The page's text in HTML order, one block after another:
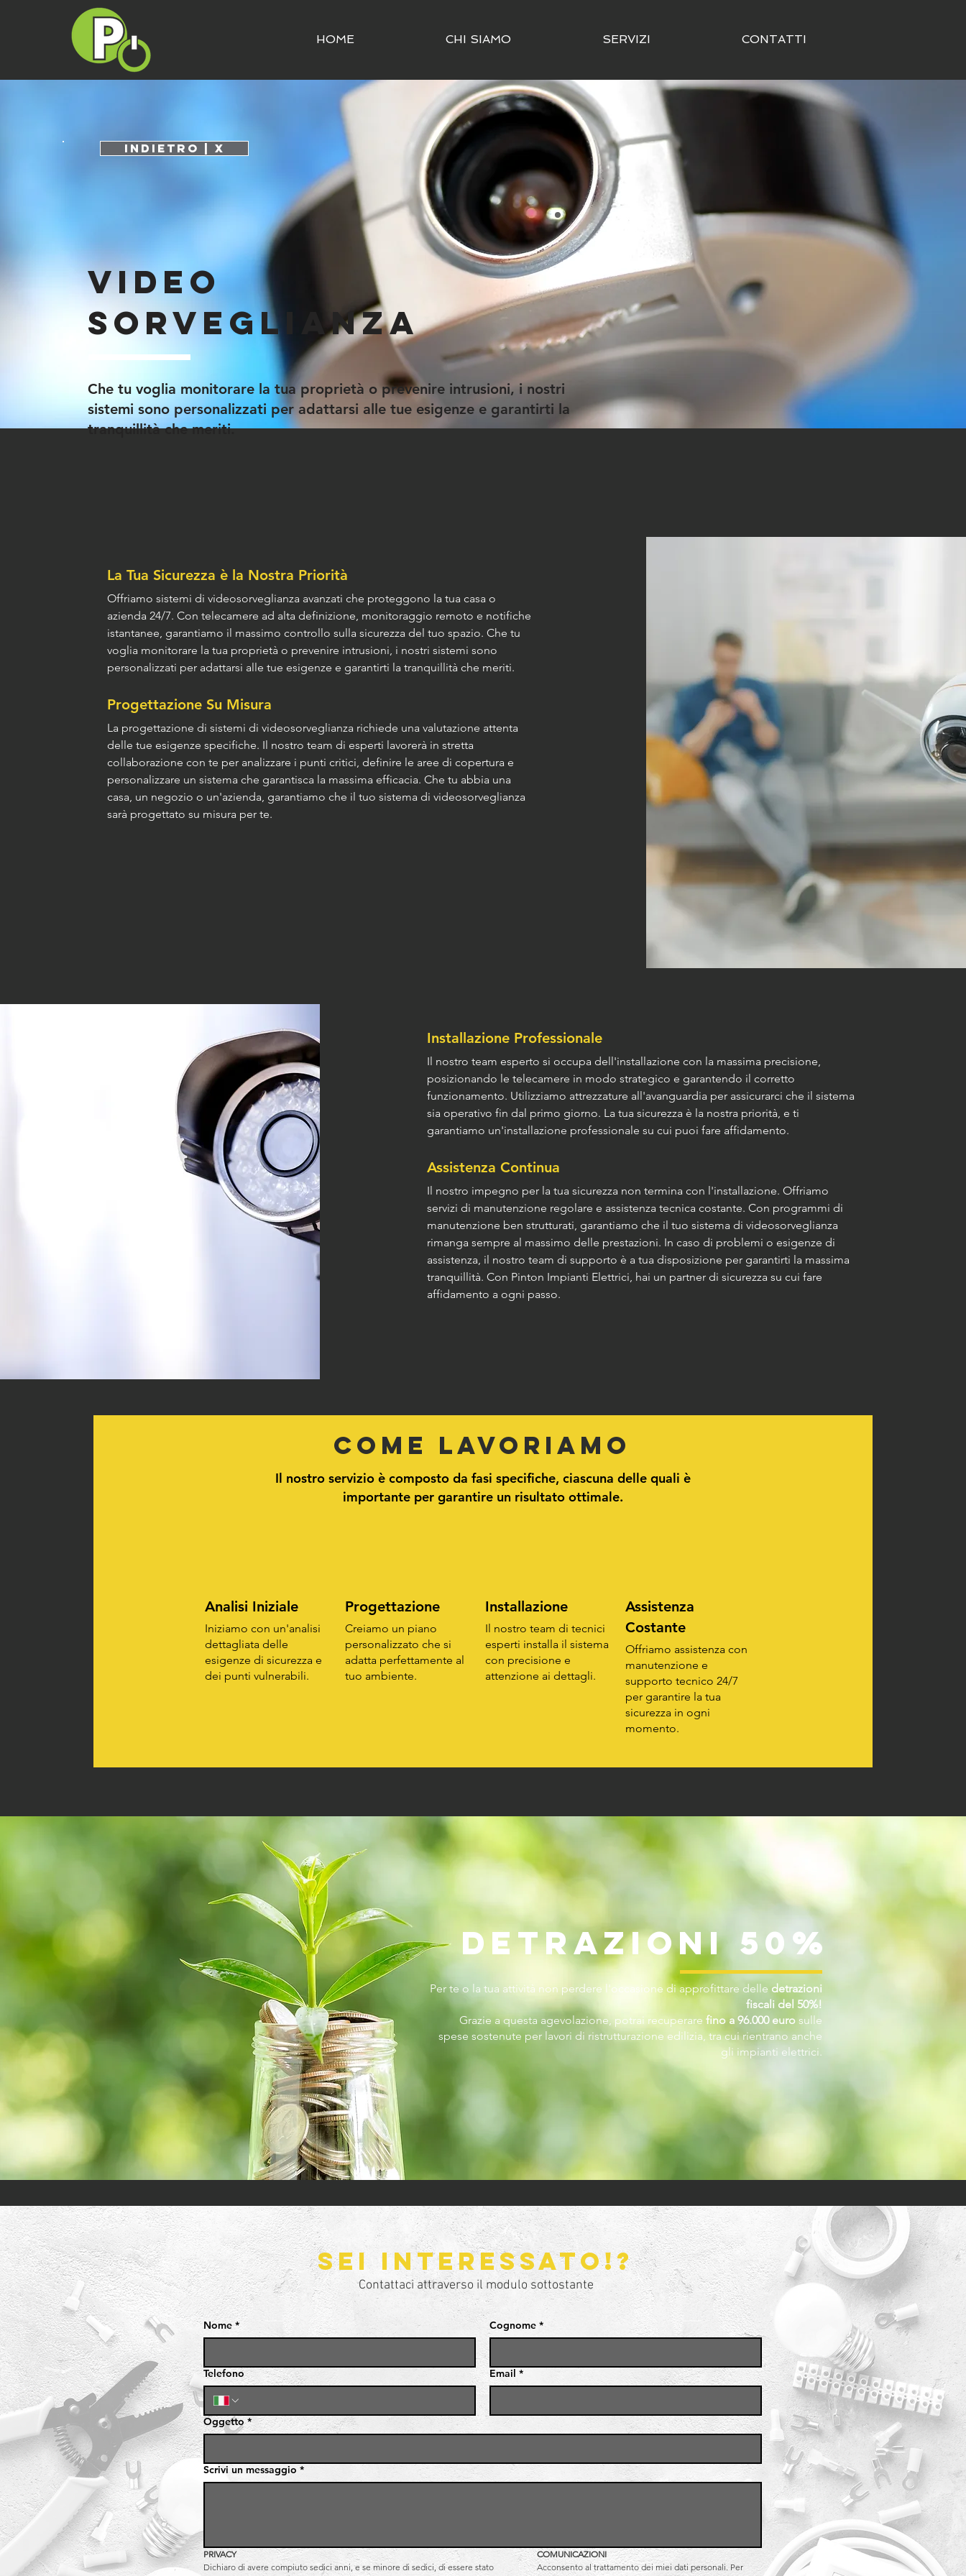
HOME CHI SIAMO SERVIZI CONTATTI
INDIETRO | X
Video
sorveglianza
Che tu voglia monitorare la tua proprietà o prevenire intrusioni, i nostri
sistemi sono personalizzati per adattarsi alle tue esigenze e garantirti la
tranquillità che meriti.
La Tua Sicurezza è la Nostra Priorità
Offriamo sistemi di videosorveglianza avanzati che proteggono la tua casa o
azienda 24/7. Con telecamere ad alta definizione, monitoraggio remoto e notifiche
istantanee, garantiamo il massimo controllo sulla sicurezza del tuo spazio. Che tu
voglia monitorare la tua proprietà o prevenire intrusioni, i nostri sistemi sono
personalizzati per adattarsi alle tue esigenze e garantirti la tranquillità che meriti.
Progettazione Su Misura
La progettazione di sistemi di videosorveglianza richiede una valutazione attenta
delle tue esigenze specifiche. Il nostro team di esperti lavorerà in stretta
collaborazione con te per analizzare i punti critici, definire le aree di copertura e
personalizzare un sistema che garantisca la massima efficacia. Che tu abbia una
casa, un negozio o un'azienda, garantiamo che il tuo sistema di videosorveglianza
sarà progettato su misura per te.
Installazione Professionale
Il nostro team esperto si occupa dell'installazione con la massima precisione,
posizionando le telecamere in modo strategico e garantendo il corretto
funzionamento. Utilizziamo attrezzature all'avanguardia per assicurarci che il sistema
sia operativo fin dal primo giorno. La tua sicurezza è la nostra priorità, e ti
garantiamo un'installazione professionale su cui puoi fare affidamento.
Assistenza Continua
Il nostro impegno per la tua sicurezza non termina con l'installazione. Offriamo
servizi di manutenzione regolare e assistenza tecnica costante. Con programmi di
manutenzione ben strutturati, garantiamo che il tuo sistema di videosorveglianza
rimanga sempre al massimo delle prestazioni. In caso di problemi o esigenze di
assistenza, il nostro team di supporto è a tua disposizione per garantirti la massima
tranquillità. Con Pinton Impianti Elettrici, hai un partner di sicurezza su cui fare
affidamento a ogni passo.
COME LAVORIAMO
Il nostro servizio è composto da fasi specifiche, ciascuna delle quali è
importante per garantire un risultato ottimale.
Analisi Iniziale
Iniziamo con un'analisi
dettagliata delle
esigenze di sicurezza e
dei punti vulnerabili.
Progettazione
Creiamo un piano
personalizzato che si
adatta perfettamente al
tuo ambiente.
Installazione
Il nostro team di tecnici
esperti installa il sistema
con precisione e
attenzione ai dettagli.
Assistenza
Costante
Offriamo assistenza con
manutenzione e
supporto tecnico 24/7
per garantire la tua
sicurezza in ogni
momento.
Detrazioni 50%
Per te o la tua attività non perdere l'occasione di approfittare delle detrazioni
fiscali del 50%!
Grazie a questa agevolazione, potrai recuperare fino a 96.000 euro sulle
spese sostenute per lavori di ristrutturazione edilizia, tra cui rientrano anche
gli impianti elettrici.
sei interessato!?
Contattaci attraverso il modulo sottostante
Nome * Cognome *
Telefono Email *
Oggetto *
Scrivi un messaggio *
PRIVACY
Dichiaro di avere compiuto sedici anni, e se minore di sedici, di essere stato
COMUNICAZIONI
Acconsento al trattamento dei miei dati personali. Per